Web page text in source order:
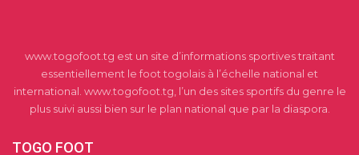
www.togofoot.tg est un site d’informations sportives traitant
essentiellement le foot togolais à l’échelle national et
international. www.togofoot.tg, l’un des sites sportifs du genre le
plus suivi aussi bien sur le plan national que par la diaspora.
TOGO FOOT